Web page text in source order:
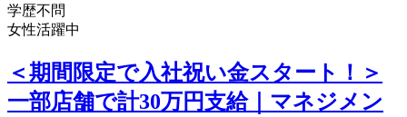
学歴不問
女性活躍中
＜期間限定で入社祝い金スタート！＞
一部店舗で計30万円支給｜マネジメン